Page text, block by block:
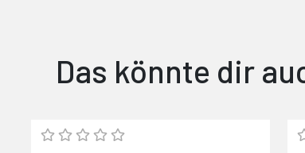
Das könnte dir